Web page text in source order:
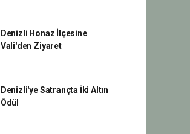
Denizli Honaz İlçesine
Vali'den Ziyaret
Denizli'ye Satrançta İki Altın
Ödül